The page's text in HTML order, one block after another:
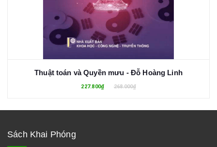
Thuật toán và Quyền mưu - Đỗ Hoàng Linh
227.800₫ 268.000₫
Sách Khai Phóng